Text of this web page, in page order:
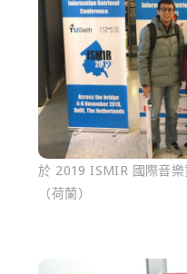
於 2019 ISMIR 國際音
（荷蘭）